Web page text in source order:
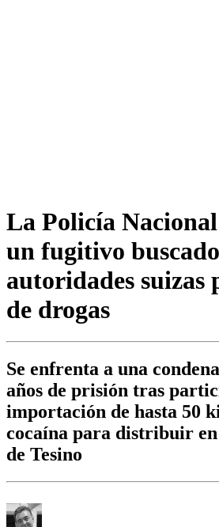
La Policía
un fugitivo
autoridades suizas
de drogas
Se enfrenta a una
años de prisión tras
importación de hasta 50
cocaína para distribuir
de Tesino